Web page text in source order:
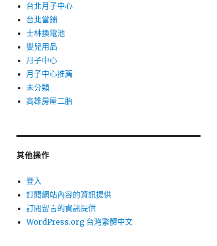
台北月子中心
台北當鋪
士林換電池
嬰兒用品
月子中心
月子中心推薦
未分類
高雄房屋二胎
其他操作
登入
訂閱網站內容的資訊提供
訂閱留言的資訊提供
WordPress.org 台灣繁體中文